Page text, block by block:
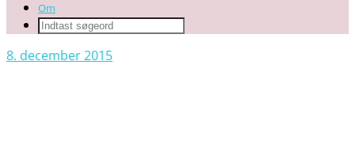
Om
8. december 2015